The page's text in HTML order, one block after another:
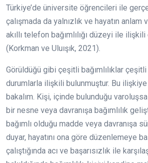
Türkiye’de üniversite öğrencileri ile
çalışmada da yalnızlık ve hayatın anlam
akıllı telefon bağımlılığı düzeyi ile
(Korkman ve Uluışık, 2021).
Görüldüğü gibi çeşitli bağımlılıklar
durumlarla ilişkili bulunmuştur. Bu
bakalım. Kişi, içinde bulunduğu
bir nesne veya davranışa bağımlılık
bağımlı olduğu madde veya davranışa
duyar, hayatını ona göre düzenlemeye
çalıştığında acı ve başarısızlık ile